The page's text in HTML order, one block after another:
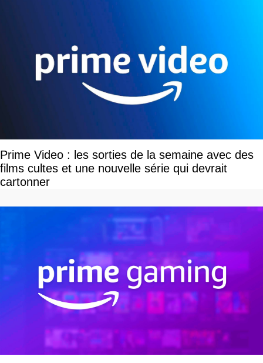
Prime Video : les sorties de la semaine avec des
films cultes et une nouvelle série qui devrait
cartonner